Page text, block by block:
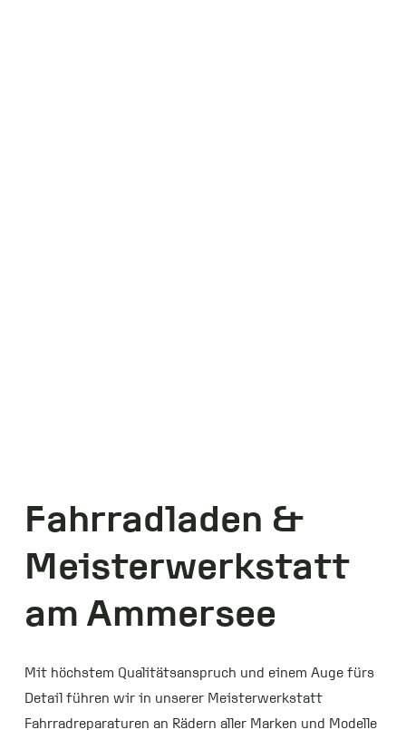
Fahrradladen &
Meisterwerkstatt
am Ammersee
Mit höchstem Qualitätsanspruch und einem Auge fürs
Detail führen wir in unserer Meisterwerkstatt
Fahrradreparaturen an Rädern aller Marken und Modelle